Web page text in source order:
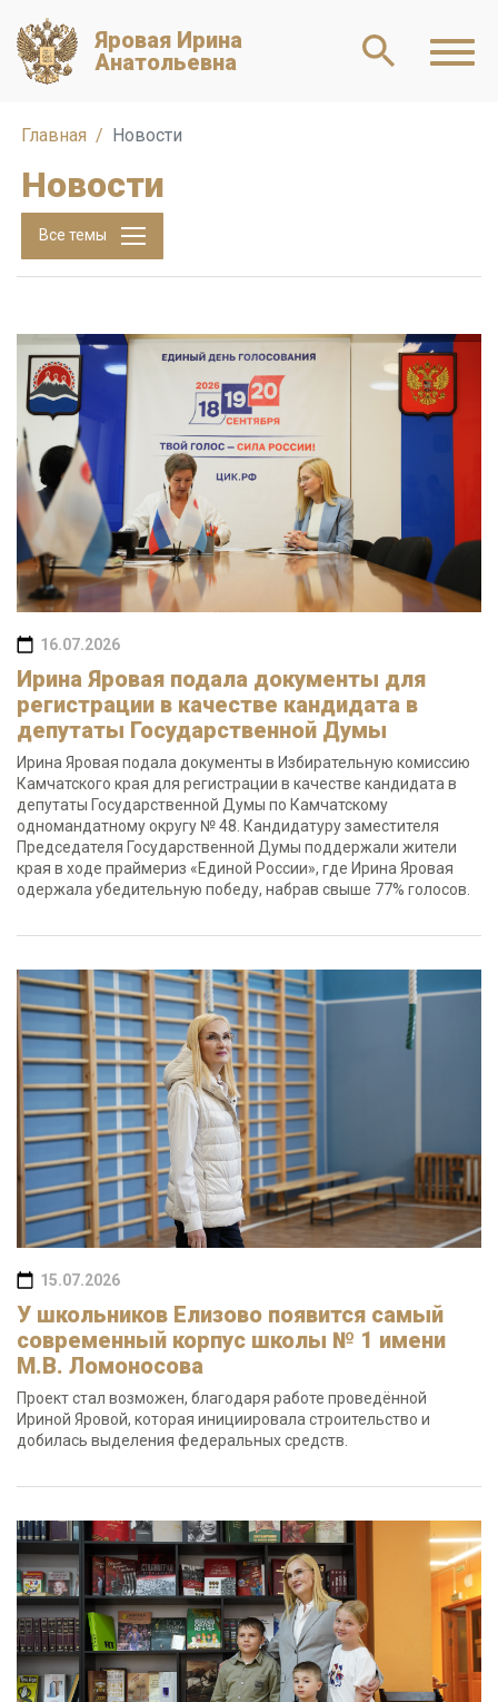
Яровая Ирина
Анатольевна
Главная Новости
Новости
Все темы
16.07.2026
Ирина Яровая подала документы для
регистрации в качестве кандидата в
депутаты Государственной Думы
Ирина Яровая подала документы в Избирательную комиссию
Камчатского края для регистрации в качестве кандидата в
депутаты Государственной Думы по Камчатскому
одномандатному округу № 48. Кандидатуру заместителя
Председателя Государственной Думы поддержали жители
края в ходе праймериз «Единой России», где Ирина Яровая
одержала убедительную победу, набрав свыше 77% голосов.
15.07.2026
У школьников Елизово появится самый
современный корпус школы № 1 имени
М.В. Ломоносова
Проект стал возможен, благодаря работе проведённой
Ириной Яровой, которая инициировала строительство и
добилась выделения федеральных средств.